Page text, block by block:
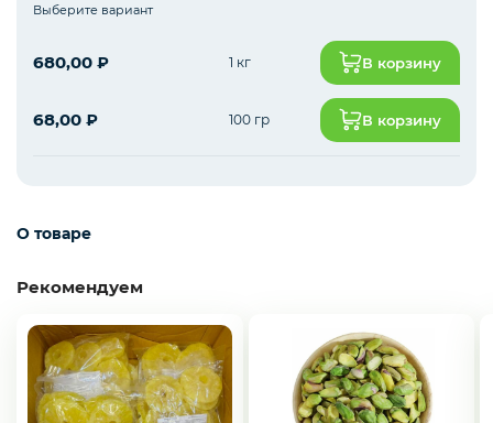
Замороженное пюре из ягод и фруктов
Выберите вариант
680,00 ₽ 1 кг В корзину
68,00 ₽ 100 гр В корзину
О товаре
Рекомендуем